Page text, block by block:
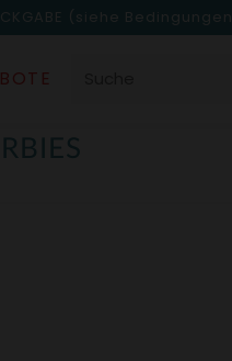
(siehe Bedingungen)